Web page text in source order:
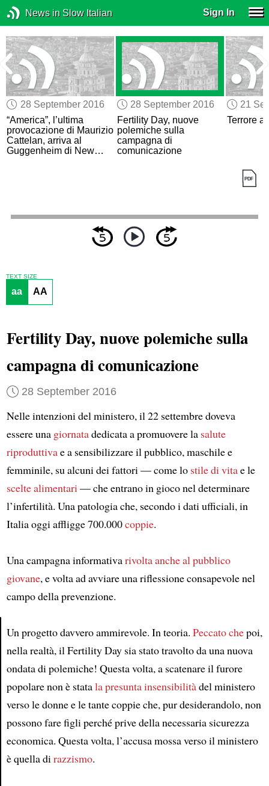
News in Slow Italian Sign In
28 September 2016
“America”, l’ultima
provocazione di Maurizio
Cattelan, arriva al
Guggenheim di New
28 September 2016
Fertility Day, nuove
polemiche sulla
campagna di
comunicazione
21
Terrore a
Article
TEXT SIZE
aa AA
Fertility Day, nuove polemiche sulla
campagna di comunicazione
28 September 2016
Nelle intenzioni del ministero, il 22 settembre doveva
essere una giornatadedicata a promuovere la salute
riproduttivae a sensibilizzare il pubblico, maschile e
femminile, su alcuni dei fattori — come lo stile di vitae le
scelte alimentari— che entrano in gioco nel determinare
l’infertilità. Una patologia che, secondo i dati ufficiali, in
Italia oggi affligge 700.000coppie.
Una campagna informativarivolta anche al pubblico
giovane, e volta ad avviare una riflessione consapevole nel
campo della prevenzione.
Un progetto davvero ammirevole. In teoria. Peccato chepoi,
nella realtà, il Fertility Day sia stato travolto da una nuova
ondata di polemiche! Questa volta, a scatenare il furore
popolare non è statala presunta insensibilitàdel ministero
verso le donne e le tante coppie che, pur desiderandolo, non
possono fare figli perché prive della necessaria sicurezza
economica. Questa volta, l’accusa mossa verso il ministero
è quella dirazzismo.